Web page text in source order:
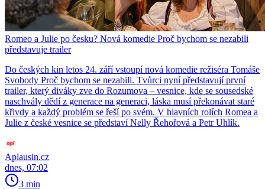
Romeo a Julie po česku? Nová komedie Proč bychom se nezabili
představuje trailer
Do českých kin letos 24. září vstoupí nová komedie režiséra Tomáše
Svobody Proč bychom se nezabili. Tvůrci nyní představují první
trailer, který diváky zve do Rozumova – vesnice, kde se sousedské
naschvály dědí z generace na generaci, láska musí překonávat staré
křivdy a každý problém se řeší po svém. V hlavních rolích Romea a
Julie z české vesnice se představí Nelly Řehořová a Petr Uhlík.
Aplausin.cz
dnes, 07:02
3 min